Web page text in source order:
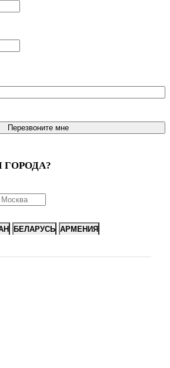
Перезвоните мне
ГОРОДА?
БЕЛАРУСЬ АРМЕНИЯ